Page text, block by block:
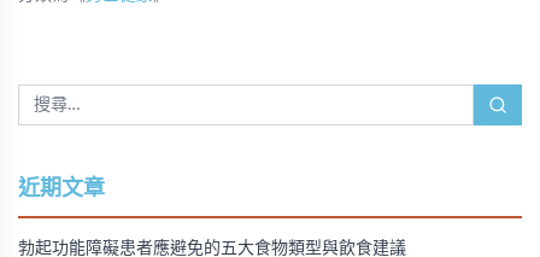
近期文章
勃起功能障礙患者應避免的五大食物類型與飲食建議